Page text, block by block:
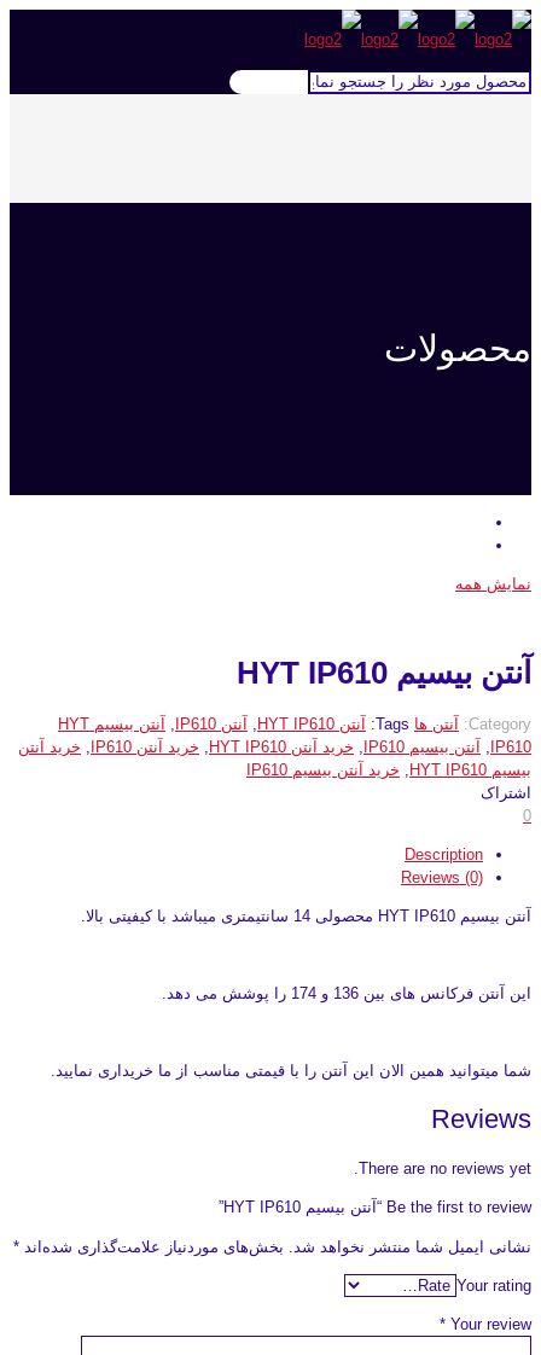
محصولات
نمایش همه
آنتن بیسیم HYT IP610
Category: آنتن ها Tags: آنتن HYT IP610 آنتن IP610
آنتن بیسیم HYT
IP610
آنتن بیسیم IP610 خرید آنتن HYT IP610 خرید آنتن IP610
خرید آنتن
بیسیم HYT IP610
خرید آنتن بیسیم IP610
اشتراک
0
Description
Reviews (0)
آنتن بیسیم HYT IP610 محصولی 14 سانتیمتری میباشد با کیفیتی بالا.
این آنتن فرکانس های بین 136 و 174 را پوشش می دهد.
شما میتوانید همین الان این آنتن را با قیمتی مناسب از ما خریداری نمایید.
Reviews
There are no reviews yet.
Be the first to review “آنتن بیسیم HYT IP610”
نشانی ایمیل شما منتشر نخواهد شد. بخش‌های موردنیاز علامت‌گذاری شده‌اند *
Your rating
Your review
*